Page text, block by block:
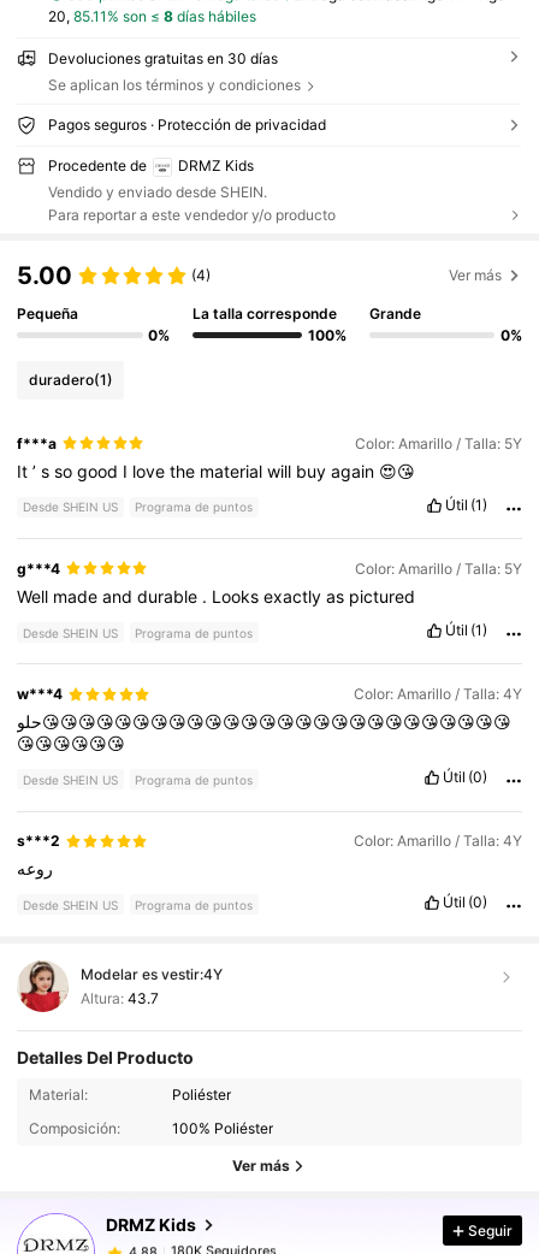
20, 85.11% son ≤ 8días hábiles
Devoluciones gratuitas en 30 días
Se aplican los términos y condiciones
Pagos seguros · Protección de privacidad
Procedente de
DRMZ Kids
Vendido y enviado desde SHEIN.
Para reportar a este vendedor y/o producto
5.00 (4) Ver más
Pequeña
0%
La talla corresponde
100%
Grande
0%
duradero(1)
f***a Color: Amarillo / Talla: 5Y
It’ssogood I lovethe materialwill buyagain 😍😘
Desde SHEIN US Programa de puntos Útil (1)
g***4 Color: Amarillo / Talla: 5Y
Well madeanddurable . Looksexactlyas pictured
Desde SHEIN US Programa de puntos Útil (1)
w***4 Color: Amarillo / Talla: 4Y
حلو😘😘😘😘😘😘😘😘😘😘😘😘😘😘😘😘😘😘😘😘😘😘😘😘😘😘
😘😘😘😘😘😘
Desde SHEIN US Programa de puntos Útil (0)
s***2 Color: Amarillo / Talla: 4Y
روعه
Desde SHEIN US Programa de puntos Útil (0)
Modelar es vestir:4Y
Altura: 43.7
Detalles Del Producto
Material:
Poliéster
Composición:
100% Poliéster
Ver más
DRMZ Kids
180K Seguidores
4.88
180K Seguidores
Seguir